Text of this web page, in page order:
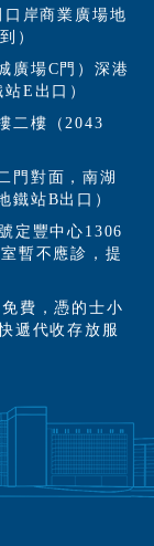
岸商業廣場地
）
廣場C門）深港
E出口）
二樓（2043
門對面，南湖
鐵站B出口）
定豐中心1306
暫不應診，提
費，憑的士小
遞代收存放服